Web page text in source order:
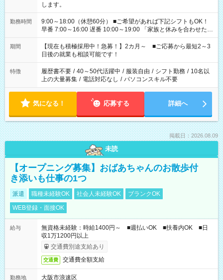
します。
勤務時間
9:00～18:00（休憩60分） ■ご希望があれば下記シフトもOK！
早番 7:00～16:00 遅番 10:00～19:00 「家族と休みを合わせた
い」 「余裕を持って夕飯の準備がしたい」 「できれば残業はし
たくない」 など、ご希望を教えてくださいね。 ※Wワーク希望
の方へ 今ご覧のお仕事で希望する勤務時間と、もう1つのお仕事
の勤務時間。 合計で週40時間を超える場合は応募できません。
期間
【現在も積極採用中！急募！】2カ月～ ■ご応募から最短2～3
日後の就業も相談可能です！
特徴 履歴書不要 / 40～50代活躍中 / 服装自由 / シフト勤務 / 10名以
上の大量募集 / 電話対応なし / パソコンスキル不要
気になる！ 応募する 詳細へ
掲載日：2026.08.09
未読
【オープニング募集】おばあちゃんのお散歩付
き添いも仕事の1つ
派遣 職種未経験OK 社会人未経験OK
ブランクOK
WEB登録・面接OK
給与
無資格未経験：時給1400円～ ■週払いOK ■扶養内OK ■日
収1万1200円以上
交通費別途支給あり
交通費 交通費全額支給
勤務地
大阪市浪速区